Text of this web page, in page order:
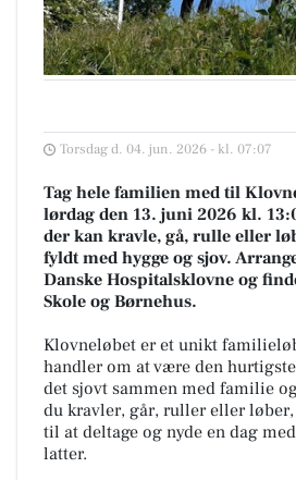
Torsdag d. 04. jun. 2026 - kl. 07:07
Tag hele familien med til
lørdag den 13. juni 2026 kl.
der kan kravle, gå, rulle eller
fyldt med hygge og sjov.
Danske Hospitalsklovne og
Skole og Børnehus.
Klovneløbet er et unikt
handler om at være den
det sjovt sammen med familie
du kravler, går, ruller eller
til at deltage og nyde en dag
latter.